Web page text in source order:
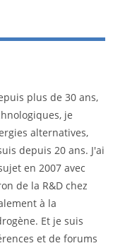
plus de 30 ans,
je
alternatives,
depuis 20 ans. J'ai
en 2007 avec
de la R&D chez
à la
Et je suis
et de forums